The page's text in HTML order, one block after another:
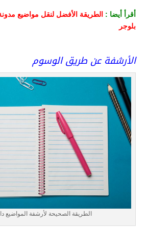
أقرأ أيضا : الطريقة الأفضل لنقل مواضيع
بلوجر
الأرشفة عن طريق الوسوم
الطريقة الصحيحة لأرشفة المواضيع